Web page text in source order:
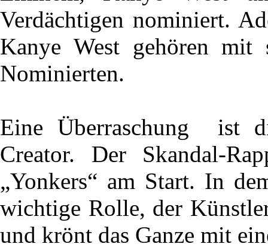
Verdächtigen nominiert.
Kanye West gehören mit
Nominierten.
Eine Überraschung ist
Creator. Der Skandal-
„Yonkers“ am Start. In
wichtige Rolle, der
und krönt das Ganze mit